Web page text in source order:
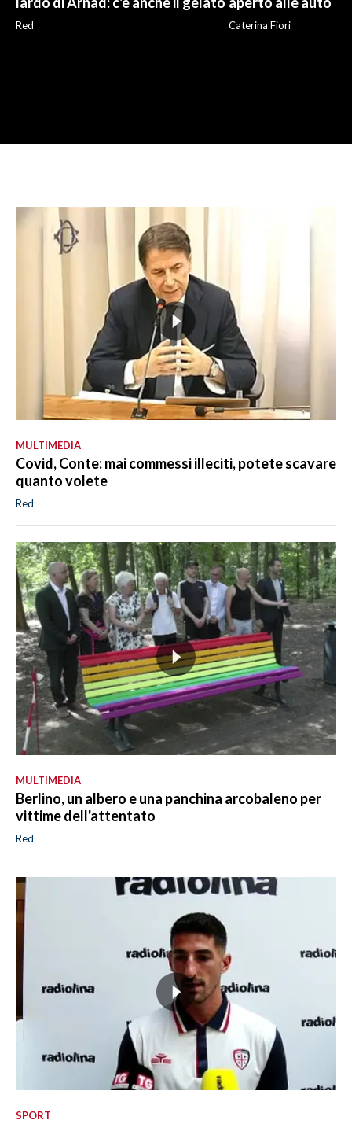
Red Caterina Fiori
MULTIMEDIA
Covid, Conte: mai commessi illeciti, potete scavare
quanto volete
Red
MULTIMEDIA
Berlino, un albero e una panchina arcobaleno per
vittime dell'attentato
Red
SPORT